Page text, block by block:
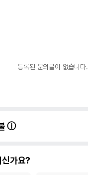
등록된 문의글이 없습니다.
신가요?